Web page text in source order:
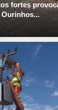
fortes
Ourinhos...